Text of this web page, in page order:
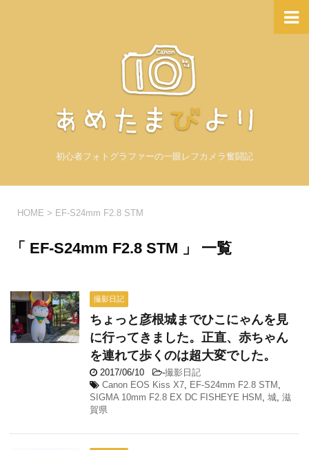
初心者フォトグラファーの一眼レフカメラ奮闘記
HOME > EF-S24mm F2.8 STM
「 EF-S24mm F2.8 STM 」 一覧
撮影日記
ちょっと彦根城までひこにゃんを見
に行ってきました。正直、赤ちゃん
を連れて歩くのは超大変でした。
2017/06/10 -撮影日記
Canon EOS Kiss X7, EF-S24mm F2.8 STM ,
SIGMA 10mm F2.8 EX DC FISHEYE HSM , 城, 滋
賀県